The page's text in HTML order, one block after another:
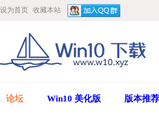
设为首页 收藏本站
论坛 Win10 美化版 版本推荐